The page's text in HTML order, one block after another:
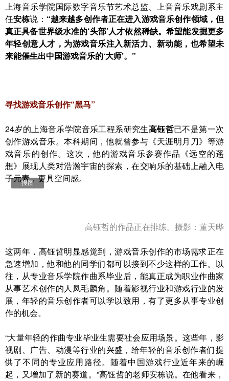
上海音乐学院国际数字音乐节艺术总监、上音音乐戏剧系主
任安栋说： “越来越多创作者正在进入游戏音乐创作领域，但
真正具备世界级水准的‘头部’人才依然稀缺。希望能发掘更多
年轻创意人才，为游戏音乐注入新活力、新动能，也希望未
来能催生出中国游戏音乐的‘大师’。”
寻找游戏音乐创作“黑马”
24岁的上海音乐学院音乐工程系研究生高钰哲已不是第一次
创作游戏音乐。本科期间，他就曾参与《天涯明月刀》等游
戏音乐的创作。这次，他的游戏音乐参赛作品《远空的遥
想》展现人类对浩瀚宇宙的探索，在交响乐的基础上融入电
子元素，更具空间感。
搜图
高钰哲的作品正在排练。摄影：董天晔
这两年，高钰哲明显感觉到，游戏音乐创作的市场需求正在
急速增加，他和他的同学们都可以接到不少这样的工作。以
往，从专业音乐学院作曲系毕业后，能真正成为职业作曲家
从事艺术创作的人凤毛麟角。随着影视行业和游戏行业的发
展，年轻的音乐创作者可以学以致用，有了更多从事专业创
作的机会。
“大量年轻的作曲专业毕业生需要社会应用场景。这些年，影
视剧、广告、动漫等‍‍行业的兴盛，给年轻的音乐创作者们提
供了不同的专业应用路径。随着中国游戏行业近年来的崛
起，又增加了新的赛道。”高钰哲的老师安栋说。在他看来，